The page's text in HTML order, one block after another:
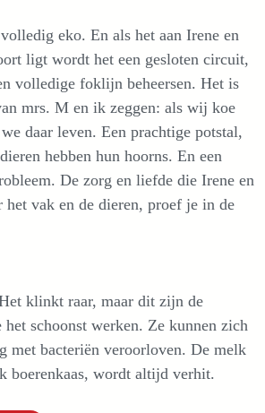
eko. En als het aan Irene en
ligt wordt het een gesloten circuit,
volledige foklijn beheersen. Het is
mrs. M en ik zeggen: als wij koe
daar leven. Een prachtige potstal,
hebben hun hoorns. En een
De zorg en liefde die Irene en
vak en de dieren, proef je in de
klinkt raar, maar dit zijn de
schoonst werken. Ze kunnen zich
met bacteriën veroorloven. De melk
boerenkaas, wordt altijd verhit.